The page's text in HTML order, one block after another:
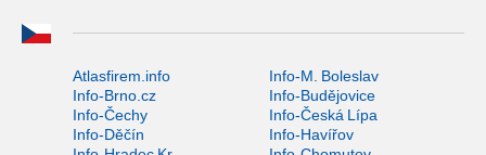
Atlasfirem.info
Info-M. Boleslav
Info-Brno.cz
Info-Budějovice
Info-Čechy
Info-Česká Lípa
Info-Děčín
Info-Havířov